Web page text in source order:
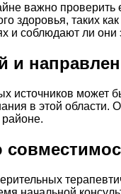
важно
здоровья, таких
и соблюдают ли
и
источников может
в этой